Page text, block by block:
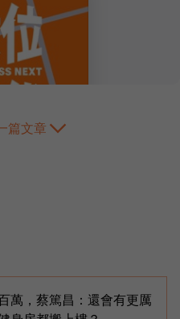
篇文章
萬，蔡篤昌：還會有更厲